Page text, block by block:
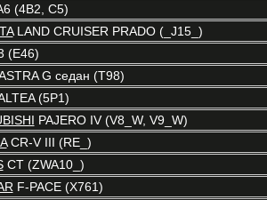
(4B2, C5)
LAND CRUISER PRADO (_J15_)
(E46)
G седан (T98)
(5P1)
PAJERO IV (V8_W, V9_W)
CR-V III (RE_)
CT (ZWA10_)
F-PACE (X761)